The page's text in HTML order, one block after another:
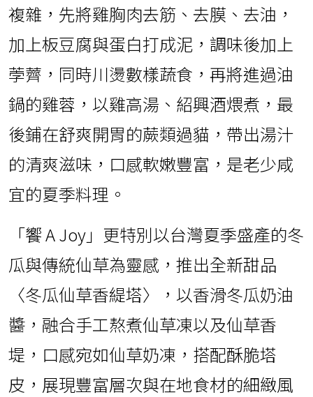
複雜，先將雞胸肉去筋、去膜、去油，
加上板豆腐與蛋白打成泥，調味後加上
荸薺，同時川燙數樣蔬食，再將進過油
鍋的雞蓉，以雞高湯、紹興酒煨煮，最
後鋪在舒爽開胃的蕨類過貓，帶出湯汁
的清爽滋味，口感軟嫩豐富，是老少咸
宜的夏季料理。
「饗 A Joy」更特別以台灣夏季盛產的冬
瓜與傳統仙草為靈感，推出全新甜品
〈冬瓜仙草香緹塔〉，以香滑冬瓜奶油
醬，融合手工熬煮仙草凍以及仙草香
堤，口感宛如仙草奶凍，搭配酥脆塔
皮，展現豐富層次與在地食材的細緻風